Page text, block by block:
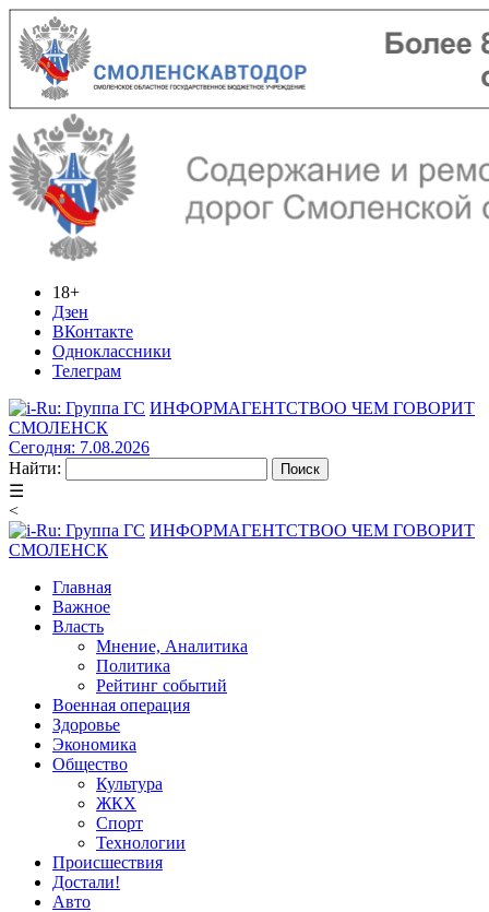
18+
Дзен
ВКонтакте
Одноклассники
Телеграм
ИНФОРМАГЕНТСТВОО ЧЕМ ГОВОРИТ
СМОЛЕНСК
Сегодня: 7.08.2026
Найти:
☰
<
ИНФОРМАГЕНТСТВОО ЧЕМ ГОВОРИТ
СМОЛЕНСК
Главная
Важное
Власть
Мнение, Аналитика
Политика
Рейтинг событий
Военная операция
Здоровье
Экономика
Общество
Культура
ЖКХ
Спорт
Технологии
Происшествия
Достали!
Авто